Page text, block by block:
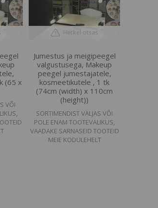
(65 x
VÕI
Hetkel otsas
Jumestus ja meigipeegel
valgustusega, Makeup
peegel jumestajatele,
kosmeetikutele , 1 tk
(74cm (width) x 110cm
(height))
SORTIMENDIST VÄLJAS VÕI
POLE ENAM TOOTEVALIKUS,
VAADAKE SARNASEID TOOTEID
MEIE KODULEHELT